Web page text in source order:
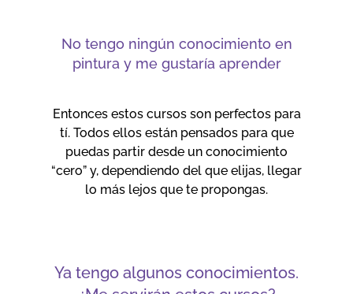
No tengo ningún conocimiento en
pintura y me gustaría aprender
Entonces estos cursos son perfectos para
tí. Todos ellos están pensados para que
puedas partir desde un conocimiento
“cero” y, dependiendo del que elijas, llegar
lo más lejos que te propongas.
Ya tengo algunos conocimientos.